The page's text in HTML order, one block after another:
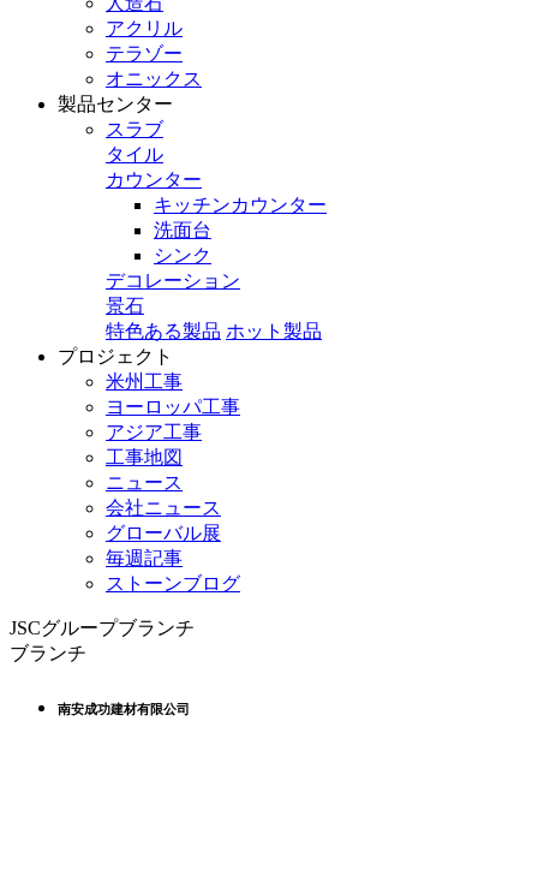
アクリル
テラゾー
オニックス
製品センター
スラブ
タイル
カウンター
キッチンカウンター
洗面台
シンク
デコレーション
景石
特色ある製品 ホット製品
プロジェクト
米州工事
ヨーロッパ工事
アジア工事
工事地図
ニュース
会社ニュース
グローバル展
毎週記事
ストーンブログ
JSCグループブランチ
ブランチ
南安成功建材有限公司